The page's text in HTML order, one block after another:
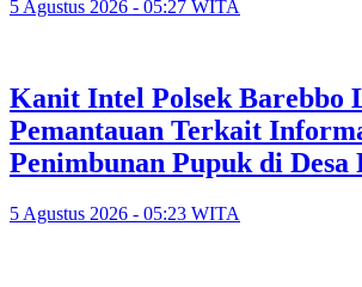
5 Agustus 2026 - 05:27 WITA
Kanit Intel Polsek Barebbo
Pemantauan Terkait
Penimbunan Pupuk di Desa
5 Agustus 2026 - 05:23 WITA